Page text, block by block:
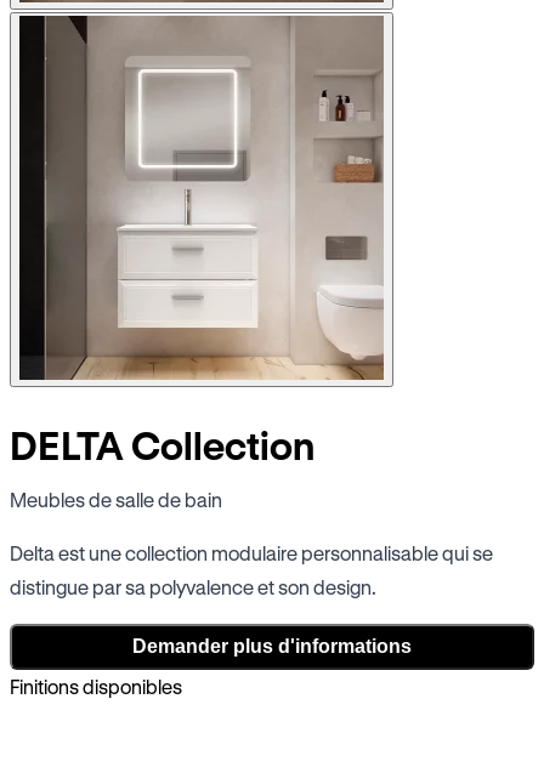
DELTA Collection
Meubles de salle de bain
Delta est une collection modulaire personnalisable qui se
distingue par sa polyvalence et son design.
Demander plus d'informations
Finitions disponibles